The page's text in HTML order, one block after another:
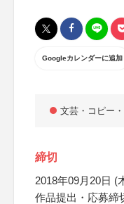
Googleカレンダーに追加
文芸・コピー
締切
2018年09月20日 (
作品提出・応募締